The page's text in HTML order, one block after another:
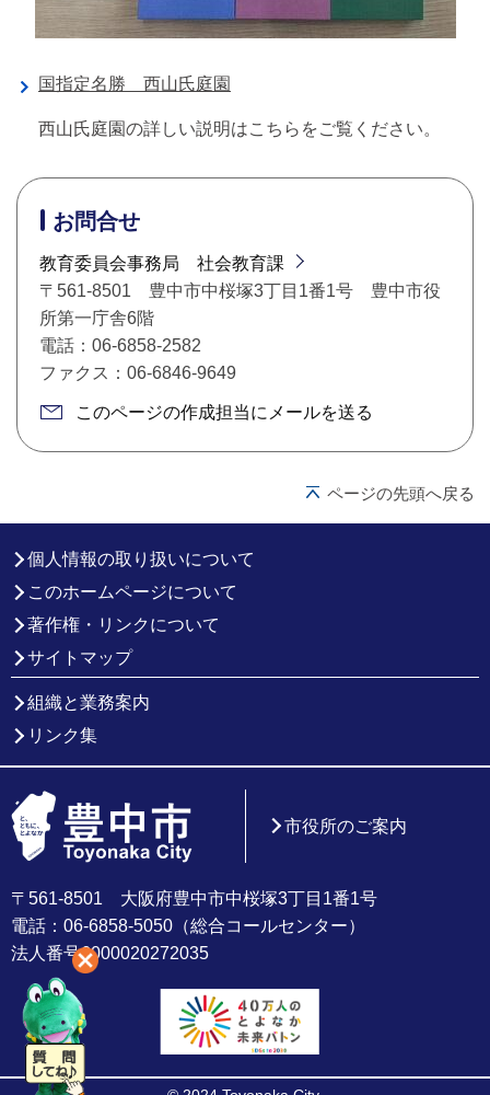
国指定名勝 西山氏庭園
西山氏庭園の詳しい説明はこちらをご覧ください。
お問合せ
教育委員会事務局 社会教育課
〒561-8501 豊中市中桜塚3丁目1番1号 豊中市役
所第一庁舎6階
電話：06-6858-2582
ファクス：06-6846-9649
このページの作成担当にメールを送る
ページの先頭へ戻る
個人情報の取り扱いについて
このホームページについて
著作権・リンクについて
サイトマップ
組織と業務案内
リンク集
〒561-8501 大阪府豊中市中桜塚3丁目1番1号
電話：06-6858-5050（総合コールセンター）
法人番号6000020272035
市役所のご案内